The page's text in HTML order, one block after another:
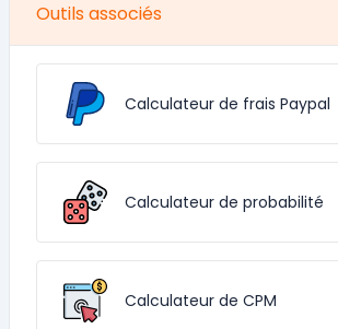
Outils associés
Calculateur de frais Paypal
Calculateur de probabilité
Calculateur de CPM